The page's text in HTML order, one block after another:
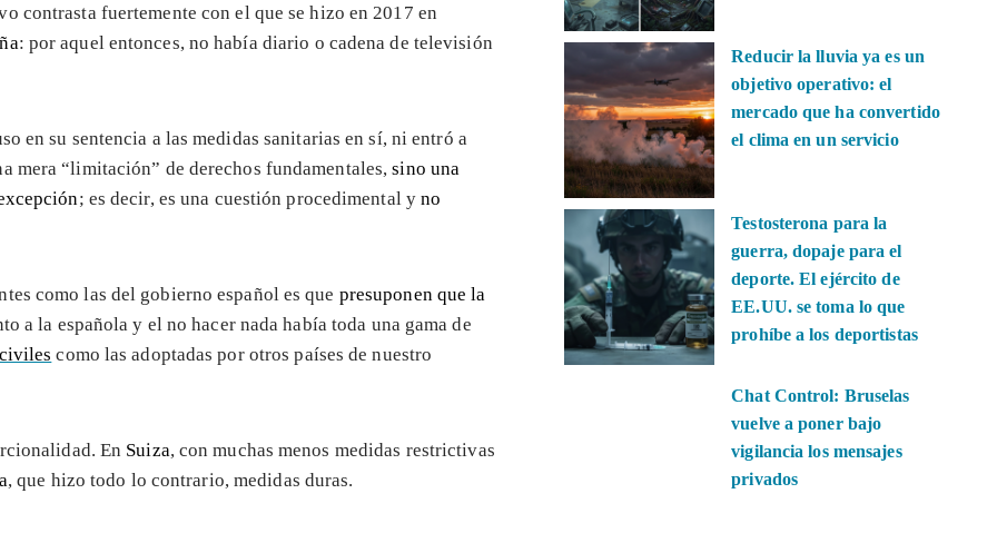
contrasta fuertemente con el que se hizo en 2017 en
: por aquel entonces, no había diario o cadena de televisión
en su sentencia a las medidas sanitarias en sí, ni entró a
mera “limitación” de derechos fundamentales,sino una
; es decir, es una cuestión procedimental yno
como las del gobierno español es que presuponen que la
a la española y el no hacer nada había toda una gama de
como las adoptadas por otros países de nuestro
En Suiza, con muchas menos medidas restrictivas
, que hizo todo lo contrario, medidas duras.
Reducir la lluvia ya es un
objetivo operativo: el
mercado que ha convertido
el clima en un servicio
Testosterona para la
guerra, dopaje para el
deporte. El ejército de
EE.UU. se toma lo que
prohíbe a los deportistas
Chat Control: Bruselas
vuelve a poner bajo
vigilancia los mensajes
privados